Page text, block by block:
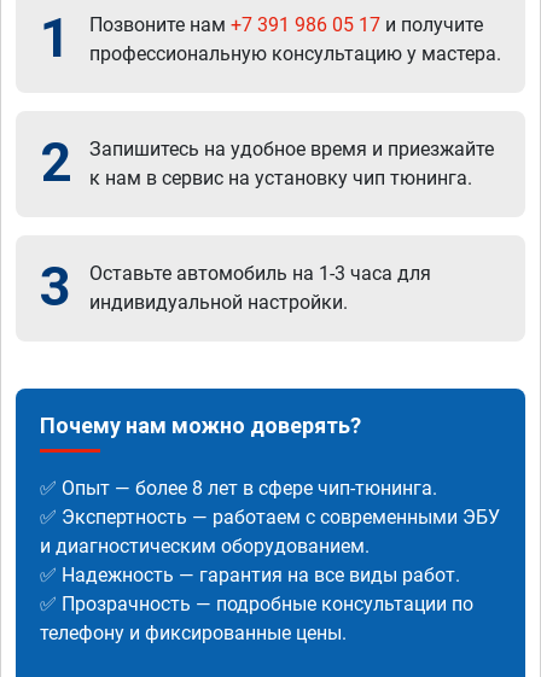
1 Позвоните нам +7 391 986 05 17 и получите
профессиональную консультацию у мастера.
2
Запишитесь на удобное время и приезжайте
к нам в сервис на установку чип тюнинга.
3
Оставьте автомобиль на 1-3 часа для
индивидуальной настройки.
Почему нам можно доверять?
✅ Опыт — более 8 лет в сфере чип-тюнинга.
✅ Экспертность — работаем с современными ЭБУ
и диагностическим оборудованием.
✅ Надежность — гарантия на все виды работ.
✅ Прозрачность — подробные консультации по
телефону и фиксированные цены.